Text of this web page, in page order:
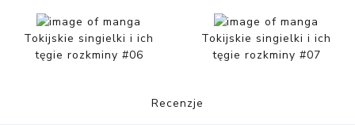
Tokijskie singielki i ich
tęgie rozkminy #06
Tokijskie singielki i ich
tęgie rozkminy #07
Recenzje